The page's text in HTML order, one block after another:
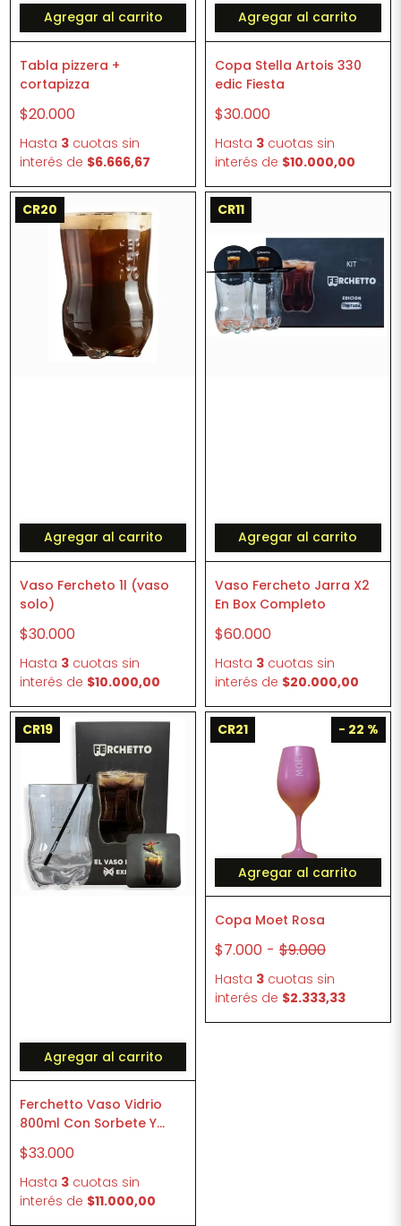
Agregar al carrito
Tabla pizzera +
cortapizza
$20.000
Hasta 3 cuotas sin
interés de $6.666,67
Agregar al carrito
Copa Stella Artois 330
edic Fiesta
$30.000
Hasta 3 cuotas sin
interés de $10.000,00
CR20
Agregar al carrito
Vaso Fercheto 1l (vaso
solo)
$30.000
Hasta 3 cuotas sin
interés de $10.000,00
CR11
Agregar al carrito
Vaso Fercheto Jarra X2
En Box Completo
$60.000
Hasta 3 cuotas sin
interés de $20.000,00
CR19
Agregar al carrito
Ferchetto Vaso Vidrio
800ml Con Sorbete Y
Posavaso Regalo
$33.000
Hasta 3 cuotas sin
interés de $11.000,00
CR21 - 22 %
Agregar al carrito
Copa Moet Rosa
$7.000 - $9.000
Hasta 3 cuotas sin
interés de $2.333,33